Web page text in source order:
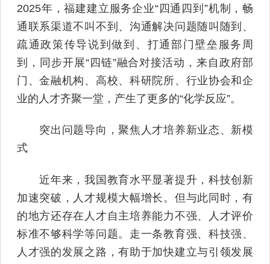
2025年，福建建立服务企业“四通四到”机制，畅
通联系渠道不叫不到、沟通解决问题随叫随到、
疏通政策传导说到做到、打通部门壁垒服务周
到，同步开展“四链”融合对接活动，来自政府部
门、金融机构、高校、科研院所、行业协会和企
业的人才齐聚一堂，产生了更多的“化学反应”。
突出问题导向，聚焦人才培养新业态、新模
式
近年来，我国教育水平显著提升，科技创新
加速突破，人才规模大幅增长。但与此同时，有
的地方还存在人才自主培养能力不强、人才评价
标准不够科学等问题。走一条教育强、科技强、
人才强的发展之路，有助于加快建立与引领发展